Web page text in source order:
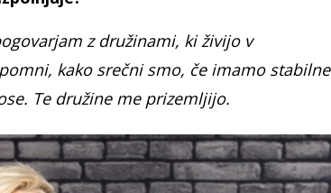
z družinami, ki živijo v
kako srečni smo, če imamo stabilne
Te družine me prizemljijo.